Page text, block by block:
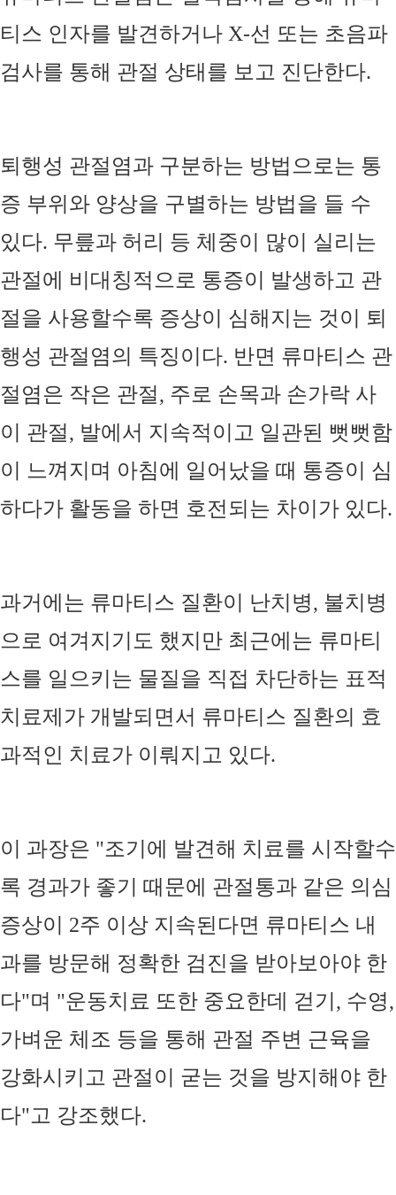
티스 인자를 발견하거나 X-선 또는 초음파
검사를 통해 관절 상태를 보고 진단한다.
퇴행성 관절염과 구분하는 방법으로는 통
증 부위와 양상을 구별하는 방법을 들 수
있다. 무릎과 허리 등 체중이 많이 실리는
관절에 비대칭적으로 통증이 발생하고 관
절을 사용할수록 증상이 심해지는 것이 퇴
행성 관절염의 특징이다. 반면 류마티스 관
절염은 작은 관절, 주로 손목과 손가락 사
이 관절, 발에서 지속적이고 일관된 뻣뻣함
이 느껴지며 아침에 일어났을 때 통증이 심
하다가 활동을 하면 호전되는 차이가 있다.
과거에는 류마티스 질환이 난치병, 불치병
으로 여겨지기도 했지만 최근에는 류마티
스를 일으키는 물질을 직접 차단하는 표적
치료제가 개발되면서 류마티스 질환의 효
과적인 치료가 이뤄지고 있다.
이 과장은 "조기에 발견해 치료를 시작할수
록 경과가 좋기 때문에 관절통과 같은 의심
증상이 2주 이상 지속된다면 류마티스 내
과를 방문해 정확한 검진을 받아보아야 한
다"며 "운동치료 또한 중요한데 걷기 , 수영,
가벼운 체조 등을 통해 관절 주변 근육을
강화시키고 관절이 굳는 것을 방지해야 한
다"고 강조했다.